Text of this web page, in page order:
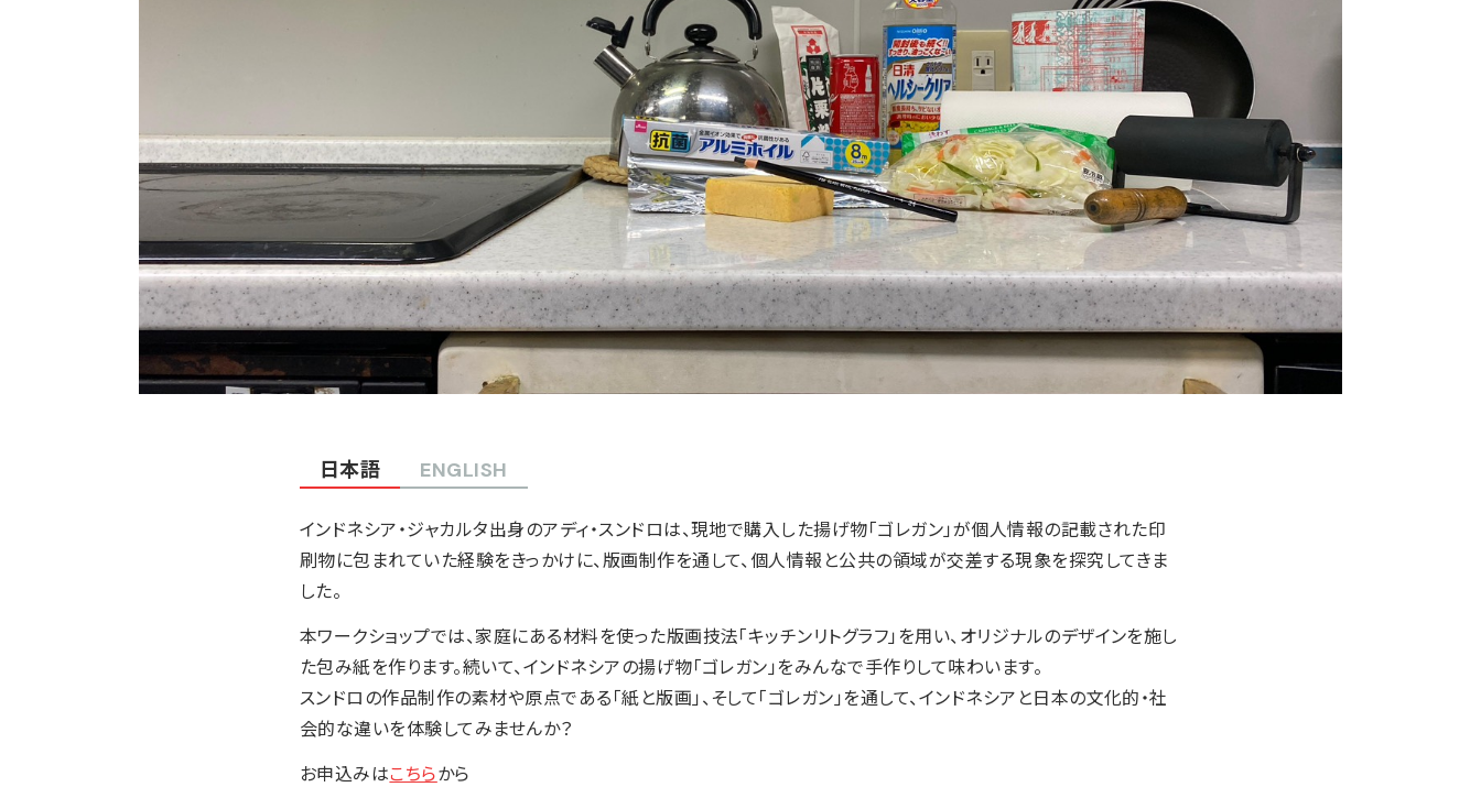
日本語 ENGLISH
インドネシア・ジャカルタ出身のアディ・スンドロは、現地で購入した揚げ物「ゴレガン」が個人情報の記載された印
刷物に包まれていた経験をきっかけに、版画制作を通して、個人情報と公共の領域が交差する現象を探究してきま
した。
本ワークショップでは、家庭にある材料を使った版画技法「キッチンリトグラフ」を用い、オリジナルのデザインを施し
た包み紙を作ります。続いて、インドネシアの揚げ物「ゴレガン」をみんなで手作りして味わいます。
スンドロの作品制作の素材や原点である「紙と版画」、そして「ゴレガン」を通して、インドネシアと日本の文化的・社
会的な違いを体験してみませんか？
お申込みはこちらから